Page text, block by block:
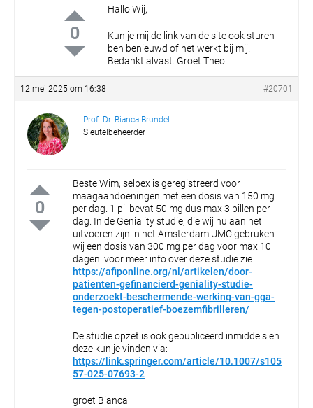
0
Hallo Wij,
Kun je mij de link van de site ook sturen
ben benieuwd of het werkt bij mij.
Bedankt alvast. Groet Theo
12 mei 2025 om 16:38 #20701
Prof. Dr. Bianca Brundel
Sleutelbeheerder
0
Beste Wim, selbex is geregistreerd voor
maagaandoeningen met een dosis van 150 mg
per dag. 1 pil bevat 50 mg dus max 3 pillen per
dag. In de Geniality studie, die wij nu aan het
uitvoeren zijn in het Amsterdam UMC gebruken
wij een dosis van 300 mg per dag voor max 10
dagen. voor meer info over deze studie zie
https://afiponline.org/nl/artikelen/door-
patienten-gefinancierd-geniality-studie-
onderzoekt-beschermende-werking-van-gga-
tegen-postoperatief-boezemfibrilleren/
De studie opzet is ook gepubliceerd inmiddels en
deze kun je vinden via:
https://link.springer.com/article/10.1007/s105
57-025-07693-2
groet Bianca